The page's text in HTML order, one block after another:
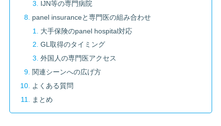
IJN等の専門病院
panel insuranceと専門医の組み合わせ
大手保険のpanel hospital対応
GL取得のタイミング
外国人の専門医アクセス
関連シーンへの広げ方
よくある質問
まとめ